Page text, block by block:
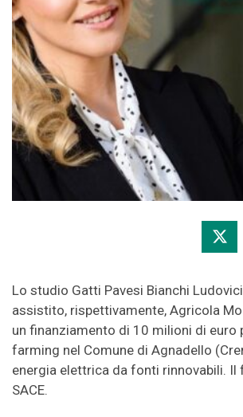
Lo studio Gatti Pavesi Bianchi
assistito, rispettivamente, Agricola
un finanziamento di 10 milioni di
farming nel Comune di Agnadello
energia elettrica da fonti rinnovabili.
SACE.